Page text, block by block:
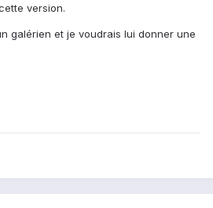
version.
galérien et je voudrais lui donner une